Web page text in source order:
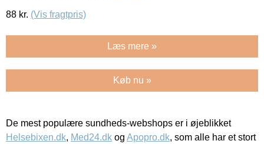
88 kr. (Vis fragtpris)
Læs mere »
Køb nu »
De mest populære sundheds-webshops er i øjeblikket
Helsebixen.dk, Med24.dk og Apopro.dk, som alle har et stort